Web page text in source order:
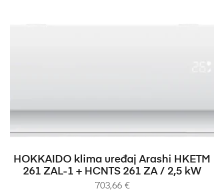
DODAJ U KOŠARICU
HOKKAIDO klima uređaj Arashi HKETM
261 ZAL-1 + HCNTS 261 ZA / 2,5 kW
703,66 €